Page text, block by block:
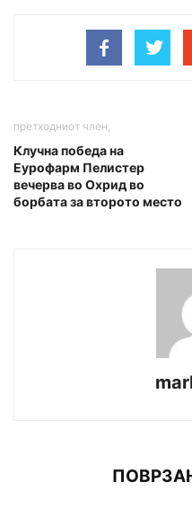
претходниот член,
Клучна победа на
Еурофарм Пелистер
вечерва во Охрид во
борбата за второто место